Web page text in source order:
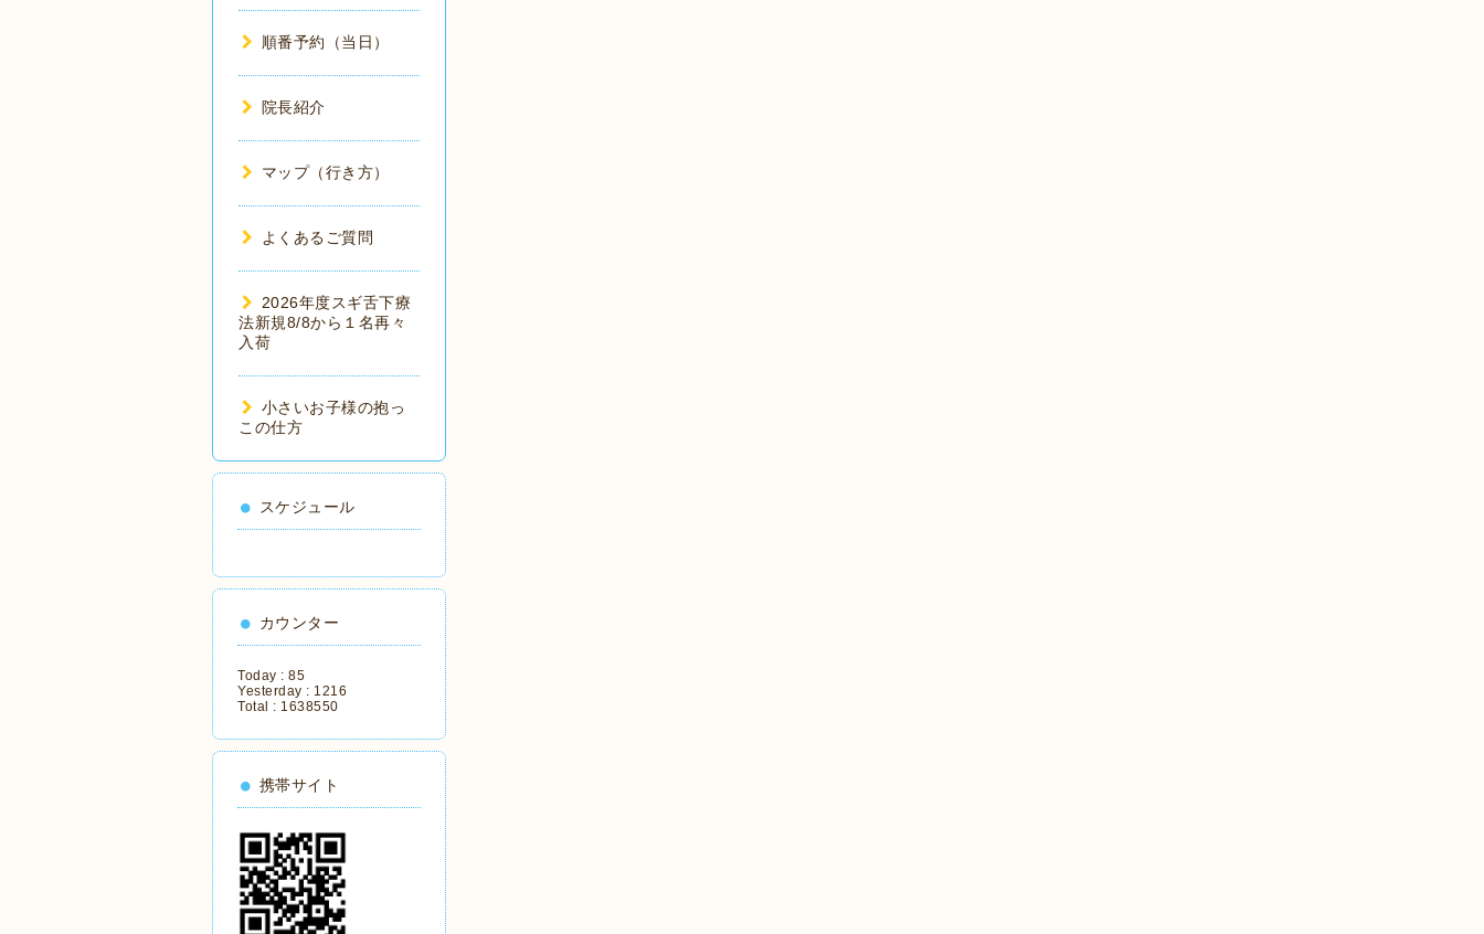
順番予約（当日）
院長紹介
マップ（行き方）
よくあるご質問
2026年度スギ舌下療
法新規8/8から１名再々
入荷
小さいお子様の抱っ
この仕方
スケジュール
カウンター
Today : 85
Yesterday : 1216
Total : 1638550
携帯サイト